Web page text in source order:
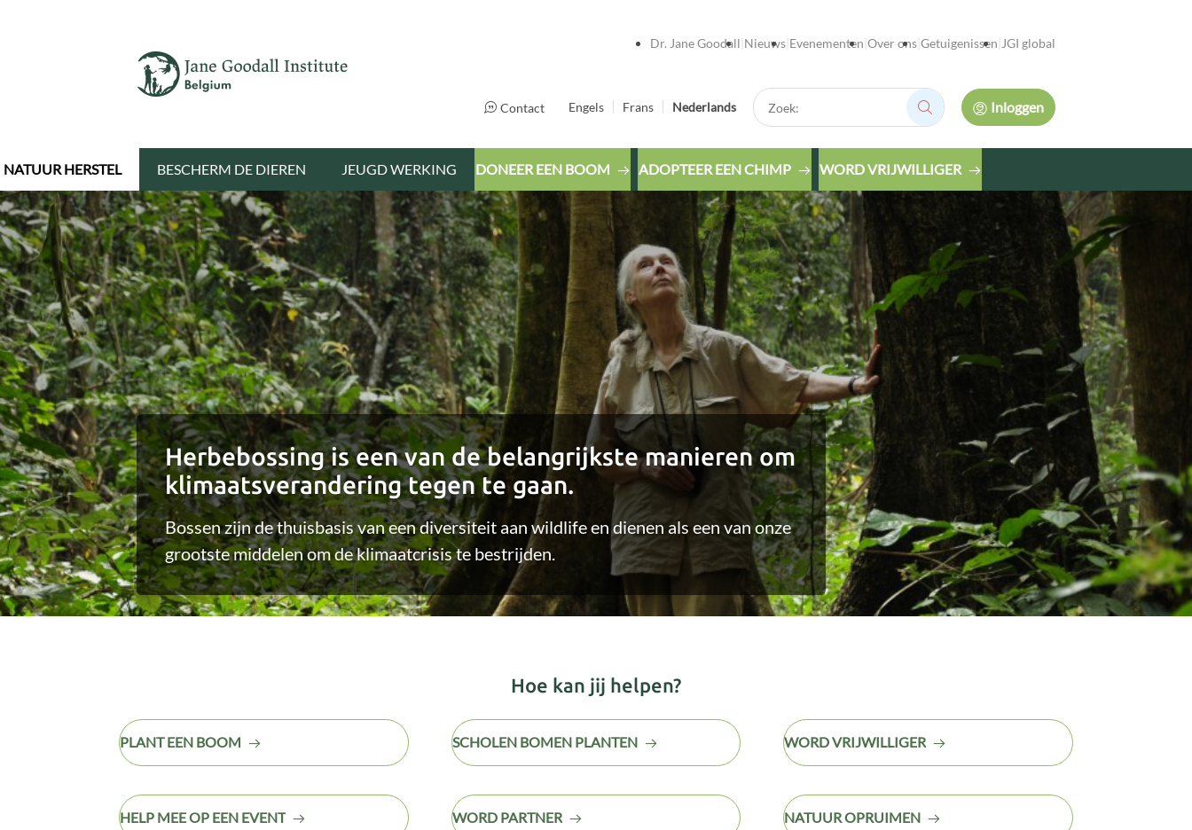
Dr. Jane Goodall Nieuws Evenementen Over ons Getuigenissen JGI global
Contact Engels Frans Nederlands
Zoek:
Zoek:
Inloggen
NATUUR HERSTEL BESCHERM DE DIEREN JEUGD WERKING DONEER EEN BOOM ADOPTEER EEN CHIMP WORD VRIJWILLIGER
Herbebossing is een van de belangrijkste manieren om
klimaatsverandering tegen te gaan.
Bossen zijn de thuisbasis van een diversiteit aan wildlife en dienen als een van onze
grootste middelen om de klimaatcrisis te bestrijden.
Hoe kan jij helpen?
PLANT EEN BOOM SCHOLEN BOMEN PLANTEN WORD VRIJWILLIGER
HELP MEE OP EEN EVENT WORD PARTNER NATUUR OPRUIMEN